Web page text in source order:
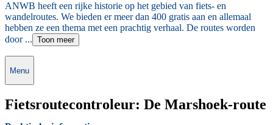
ANWB heeft een rijke historie op het gebied van fiets- en
wandelroutes. We bieden er meer dan 400 gratis aan en allemaal
hebben ze een thema met een prachtig verhaal. De routes worden
door ... Toon meer
Menu
Fietsroutecontroleur: De Marshoek-route